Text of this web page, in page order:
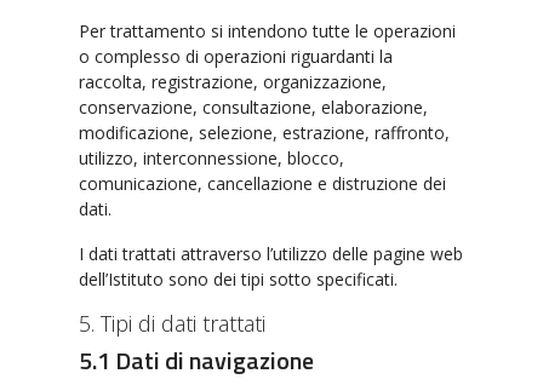
Per trattamento si intendono tutte le operazioni
o complesso di operazioni riguardanti la
raccolta, registrazione, organizzazione,
conservazione, consultazione, elaborazione,
modificazione, selezione, estrazione, raffronto,
utilizzo, interconnessione, blocco,
comunicazione, cancellazione e distruzione dei
dati.
I dati trattati attraverso l’utilizzo delle pagine web
dell’Istituto sono dei tipi sotto specificati.
5. Tipi di dati trattati
5.1 Dati di navigazione